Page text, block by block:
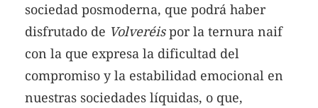
sociedad posmoderna, que podrá haber
disfrutado de Volveréispor la ternura naif
con la que expresa la dificultad del
compromiso y la estabilidad emocional en
nuestras sociedades líquidas, o que,